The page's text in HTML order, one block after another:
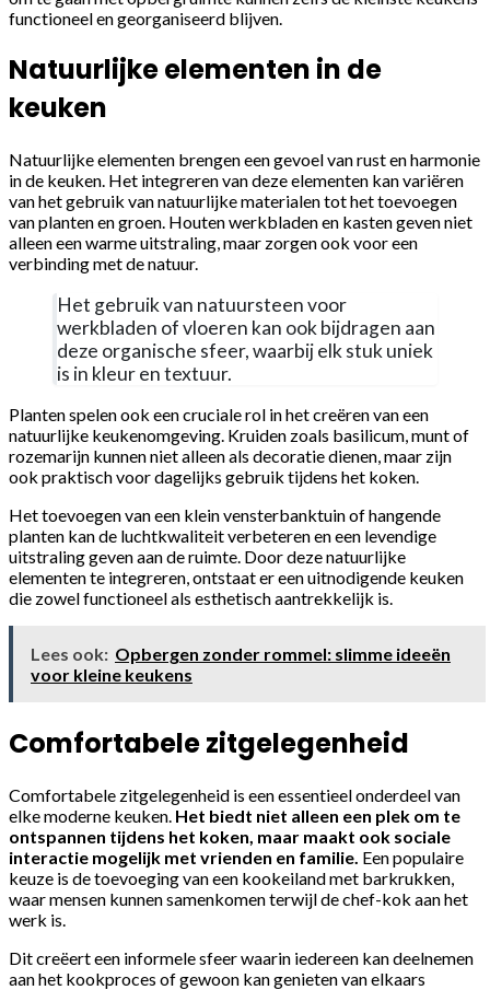
functioneel en georganiseerd blijven.
Natuurlijke elementen in de
keuken
Natuurlijke elementen brengen een gevoel van rust en harmonie
in de keuken. Het integreren van deze elementen kan variëren
van het gebruik van natuurlijke materialen tot het toevoegen
van planten en groen. Houten werkbladen en kasten geven niet
alleen een warme uitstraling, maar zorgen ook voor een
verbinding met de natuur.
Het gebruik van natuursteen voor
werkbladen of vloeren kan ook bijdragen aan
deze organische sfeer, waarbij elk stuk uniek
is in kleur en textuur.
Planten spelen ook een cruciale rol in het creëren van een
natuurlijke keukenomgeving. Kruiden zoals basilicum, munt of
rozemarijn kunnen niet alleen als decoratie dienen, maar zijn
ook praktisch voor dagelijks gebruik tijdens het koken.
Het toevoegen van een klein vensterbanktuin of hangende
planten kan de luchtkwaliteit verbeteren en een levendige
uitstraling geven aan de ruimte. Door deze natuurlijke
elementen te integreren, ontstaat er een uitnodigende keuken
die zowel functioneel als esthetisch aantrekkelijk is.
Lees ook: Opbergen zonder rommel: slimme ideeën
voor kleine keukens
Comfortabele zitgelegenheid
Comfortabele zitgelegenheid is een essentieel onderdeel van
elke moderne keuken. Het biedt niet alleen een plek om te
ontspannen tijdens het koken, maar maakt ook sociale
interactie mogelijk met vrienden en familie. Een populaire
keuze is de toevoeging van een kookeiland met barkrukken,
waar mensen kunnen samenkomen terwijl de chef-kok aan het
werk is.
Dit creëert een informele sfeer waarin iedereen kan deelnemen
aan het kookproces of gewoon kan genieten van elkaars